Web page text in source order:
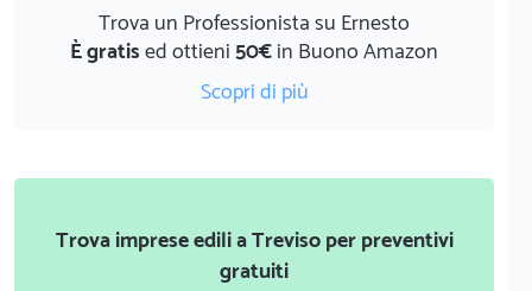
Trova un Professionista su Ernesto
È gratised ottieni50€in Buono Amazon
Scopri di più
Trova imprese edili a Treviso per preventivi
gratuiti